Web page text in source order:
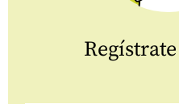
Regístrate